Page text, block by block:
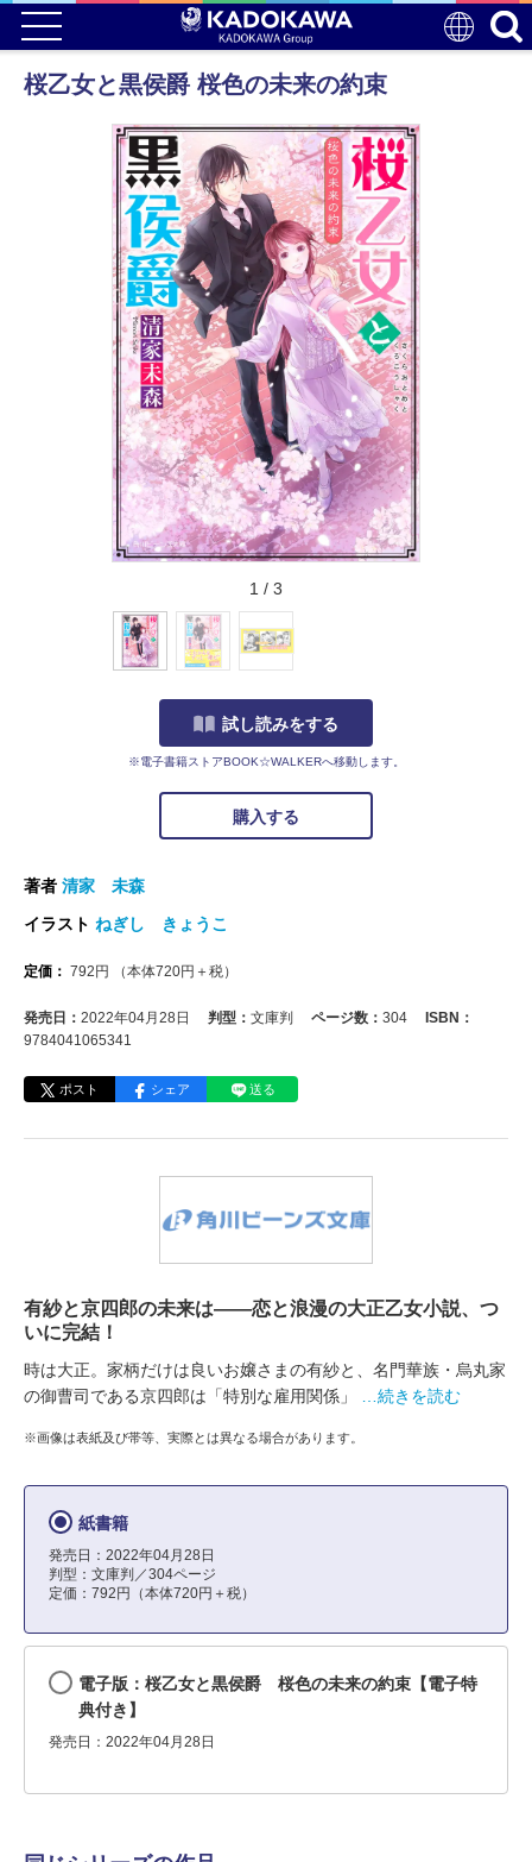
桜乙女と黒侯爵 桜色の未来の約束
1 / 3
試し読みをする
※電子書籍ストアBOOK☆WALKERへ移動します。
購入する
著者 清家 未森
イラスト ねぎし きょうこ
定価： 792 円 （本体720円＋税）
発売日： 2022年04月28日 判型： 文庫判 ページ数： 304
ISBN：
9784041065341
ポスト シェア 送る
有紗と京四郎の未来は――恋と浪漫の大正乙女小説、つ
いに完結！
時は大正。家柄だけは良いお嬢さまの有紗と、名門華族・烏丸家
の御曹司である京四郎は「特別な雇用関係」
…続きを読む
※画像は表紙及び帯等、実際とは異なる場合があります。
紙書籍
発売日：2022年04月28日
判型：文庫判／304ページ
定価：792円（本体720円＋税）
電子版：桜乙女と黒侯爵 桜色の未来の約束【電子特
典付き】
発売日：2022年04月28日